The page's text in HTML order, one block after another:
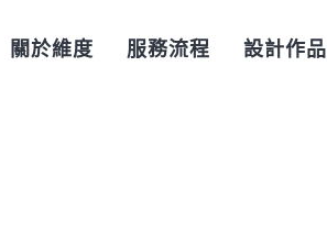
關於維度 服務流程 設計作品